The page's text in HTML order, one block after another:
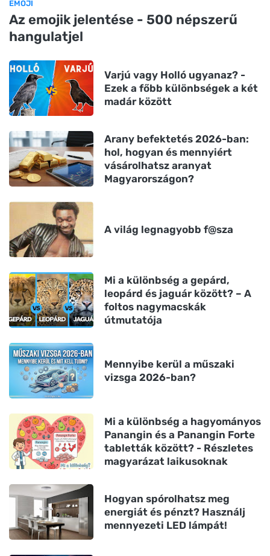
EMOJI
Az emojik jelentése - 500 népszerű
hangulatjel
Varjú vagy Holló ugyanaz? -
Ezek a főbb különbségek a két
madár között
Arany befektetés 2026-ban:
hol, hogyan és mennyiért
vásárolhatsz aranyat
Magyarországon?
A világ legnagyobb f@sza
Mi a különbség a gepárd,
leopárd és jaguár között? – A
foltos nagymacskák
útmutatója
Mennyibe kerül a műszaki
vizsga 2026-ban?
Mi a különbség a hagyományos
Panangin és a Panangin Forte
tabletták között? - Részletes
magyarázat laikusoknak
Hogyan spórolhatsz meg
energiát és pénzt? Használj
mennyezeti LED lámpát!